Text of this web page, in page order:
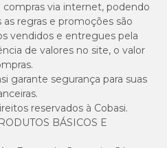
via internet, podendo
as regras e promoções são
vendidos e entregues pela
de valores no site, o valor
garante segurança para suas
reservados à Cobasi.
BÁSICOS E